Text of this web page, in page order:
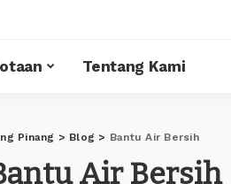
Tentang Kami
Pinang > Blog > Bantu Air Bersih
Air Bersih